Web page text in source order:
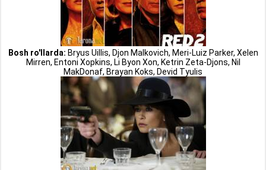
Bosh ro'llarda: Bryus Uillis, Djon Malkovich, Meri-Luiz Parker, Xelen
Mirren, Entoni Xopkins, Li Byon Xon, Ketrin Zeta-Djons, Nil
MakDonaf, Brayan Koks, Devid Tyulis